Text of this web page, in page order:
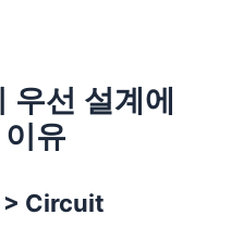
우선 설계에
유
Circuit